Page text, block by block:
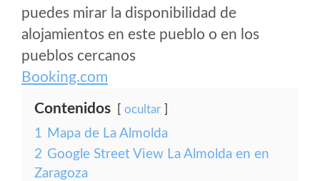
puedes mirar la disponibilidad de
alojamientos en este pueblo o en los
pueblos cercanos
Booking.com
Contenidos ocultar
1 Mapa de La Almolda
2 Google Street View La Almolda en en
Zaragoza